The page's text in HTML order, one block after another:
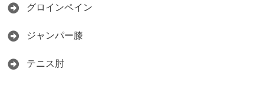
グロインペイン
ジャンパー膝
テニス肘